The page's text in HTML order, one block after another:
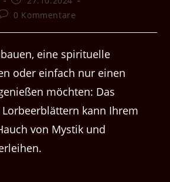
veröffentlicht:
0 Kommentare
eine spirituelle
oder einfach nur einen
möchten: Das
kann Ihrem
von Mystik und